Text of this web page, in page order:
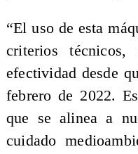
“El uso de esta
criterios técnicos,
efectividad desde
febrero de 2022.
que se alinea a
cuidado